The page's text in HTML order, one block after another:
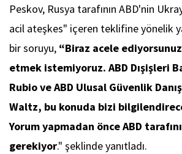
Peskov, Rusya tarafının ABD'nin
acil ateşkes" içeren teklifine yönelik
bir soruyu, “Biraz acele
etmek istemiyoruz. ABD Dışişleri
Rubio ve ABD Ulusal Güvenlik
Waltz, bu konuda bizi
Yorum yapmadan önce ABD
gerekiyor." şeklinde yanıtladı.